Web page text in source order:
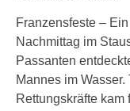
Franzensfeste –
Nachmittag im
Passanten
Mannes im
Rettungskräfte kam